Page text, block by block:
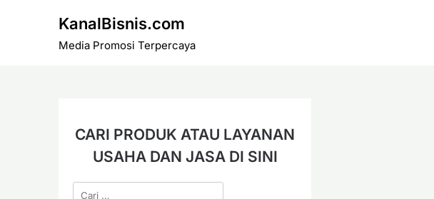
KanalBisnis.com
Media Promosi Terpercaya
CARI PRODUK ATAU LAYANAN
USAHA DAN JASA DI SINI
Cari